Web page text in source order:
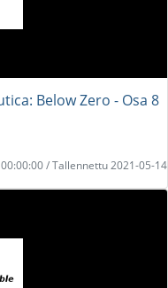
Below Zero - Osa 8
/ Tallennettu 2021-05-14